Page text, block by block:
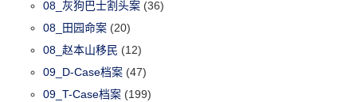
08_灰狗巴士割头案 (36)
08_田园命案 (20)
08_赵本山移民 (12)
09_D-Case档案 (47)
09_T-Case档案 (199)